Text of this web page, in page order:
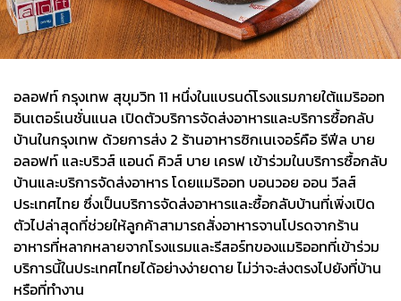
อลอฟท์ กรุงเทพ สุขุมวิท 11 หนึ่งในแบรนด์โรงแรมภายใต้แมริออท
อินเตอร์เนชั่นแนล เปิดตัวบริการจัดส่งอาหารและบริการซื้อกลับ
บ้านในกรุงเทพ ด้วยการส่ง 2 ร้านอาหารซิกเนเจอร์คือ รีฟีล บาย
อลอฟท์ และบริวส์ แอนด์ คิวส์ บาย เครฟ เข้าร่วมในบริการซื้อกลับ
บ้านและบริการจัดส่งอาหาร โดยแมริออท บอนวอย ออน วีลส์
ประเทศไทย ซึ่งเป็นบริการจัดส่งอาหารและซื้อกลับบ้านที่เพิ่งเปิด
ตัวไปล่าสุดที่ช่วยให้ลูกค้าสามารถสั่งอาหารจานโปรดจากร้าน
อาหารที่หลากหลายจากโรงแรมและรีสอร์ทของแมริออทที่เข้าร่วม
บริการนี้ในประเทศไทยได้อย่างง่ายดาย ไม่ว่าจะส่งตรงไปยังที่บ้าน
หรือที่ทํางาน